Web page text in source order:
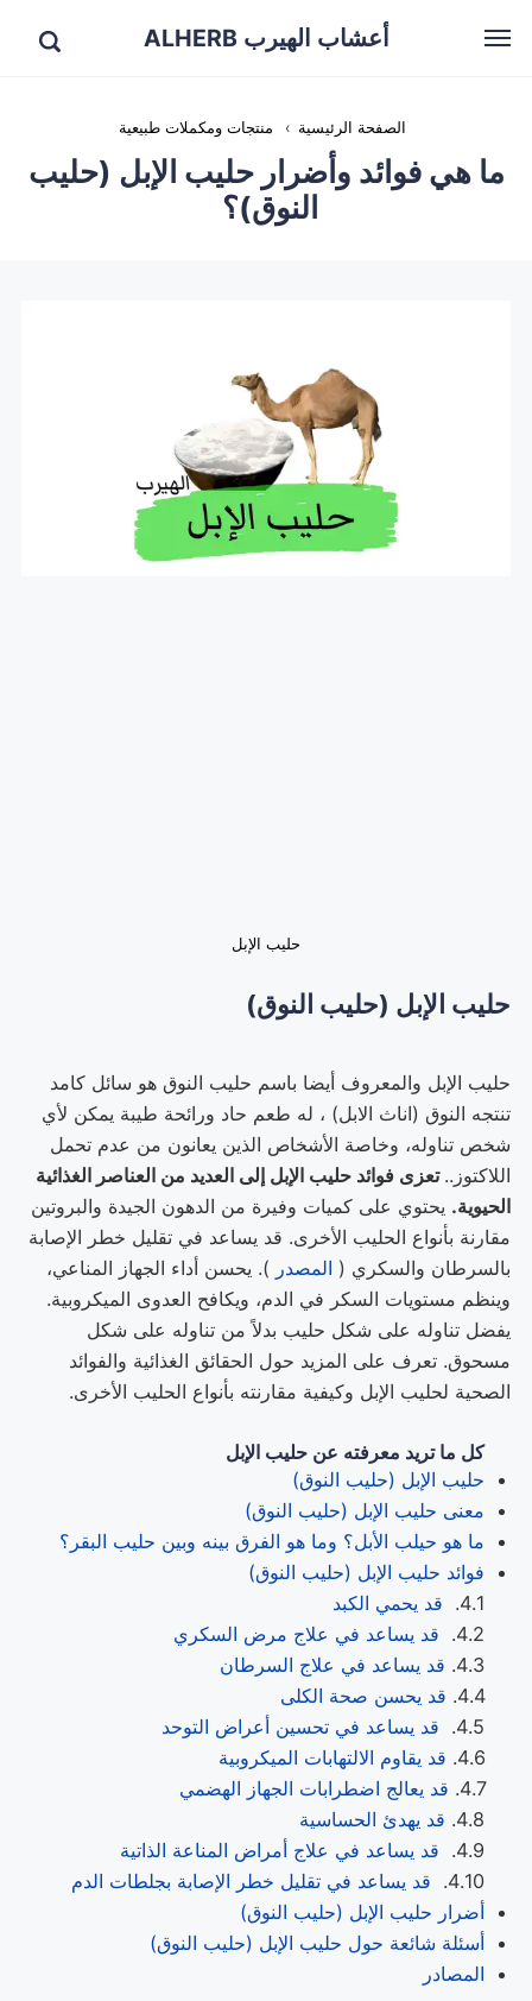
أعشاب الهيرب ALHERB
الصفحة الرئيسية › منتجات ومكملات طبيعية
ما هي فوائد وأضرار حليب الإبل (حليب
النوق)؟
حليب الإبل
حليب الإبل (حليب النوق)
حليب الإبل والمعروف أيضا باسم حليب النوق هو سائل كامد
تنتجه النوق (اناث الابل) ، له طعم حاد ورائحة طيبة يمكن لأي
شخص تناوله، وخاصة الأشخاص الذين يعانون من عدم تحمل
اللاكتوز.. تعزى فوائد حليب الإبل إلى العديد من العناصر الغذائية
الحيوية. يحتوي على كميات وفيرة من الدهون الجيدة والبروتين
مقارنة بأنواع الحليب الأخرى. قد يساعد في تقليل خطر الإصابة
بالسرطان والسكري ( المصدر ). يحسن أداء الجهاز المناعي،
وينظم مستويات السكر في الدم، ويكافح العدوى الميكروبية.
يفضل تناوله على شكل حليب بدلاً من تناوله على شكل
مسحوق. تعرف على المزيد حول الحقائق الغذائية والفوائد
الصحية لحليب الإبل وكيفية مقارنته بأنواع الحليب الأخرى.
كل ما تريد معرفته عن حليب الإبل
حليب الإبل (حليب النوق)
معنى حليب الإبل (حليب النوق)
ما هو حيلب الأبل؟ وما هو الفرق بينه وبين حليب البقر؟
فوائد حليب الإبل (حليب النوق)
قد يحمي الكبد
قد يساعد في علاج مرض السكري
قد يساعد في علاج السرطان
قد يحسن صحة الكلى
قد يساعد في تحسين أعراض التوحد
قد يقاوم الالتهابات الميكروبية
قد يعالج اضطرابات الجهاز الهضمي
قد يهدئ الحساسية
قد يساعد في علاج أمراض المناعة الذاتية
قد يساعد في تقليل خطر الإصابة بجلطات الدم
أضرار حليب الإبل (حليب النوق)
أسئلة شائعة حول حليب الإبل (حليب النوق)
المصادر